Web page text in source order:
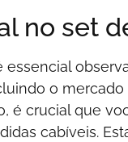
no set
essencial
o
é crucial que
cabíveis.